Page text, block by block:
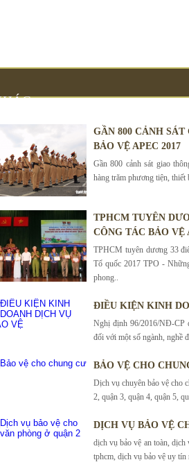
GẦN 800 CẢNH
BẢO VỆ APEC 2017
Gần 800 cảnh sát giao
hàng trăm phương tiện, thiết
TPHCM TUYÊN
CÔNG TÁC BẢO VỆ
TPHCM tuyên dương 33
Tổ quốc 2017 TPO -
phong..
ĐIỀU KIỆN KINH
Nghị định 96/2016/NĐ-CP
đối với một số ngành, nghề
BẢO VỆ CHO
Dịch vụ chuyên bảo vệ cho
2, quận 3, quận 4, quận 5,
DỊCH VỤ BẢO VỆ
dịch vụ bảo vệ an toàn,
tphcm, dịch vụ bảo vệ uy tín